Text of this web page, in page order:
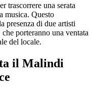
trascorrere una serata
musica. Questo
presenza di due artisti
porteranno una ventata
del locale.
il Malindi